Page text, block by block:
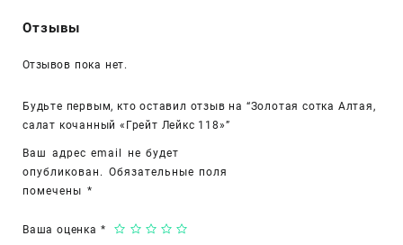
«Грейт
118»
Отзывы
Отзывов пока нет.
Будьте первым, кто оставил отзыв на “Золотая сотка Алтая,
салат кочанный «Грейт Лейкс 118»”
Ваш адрес email не будет
опубликован. Обязательные поля
помечены *
Ваша оценка *